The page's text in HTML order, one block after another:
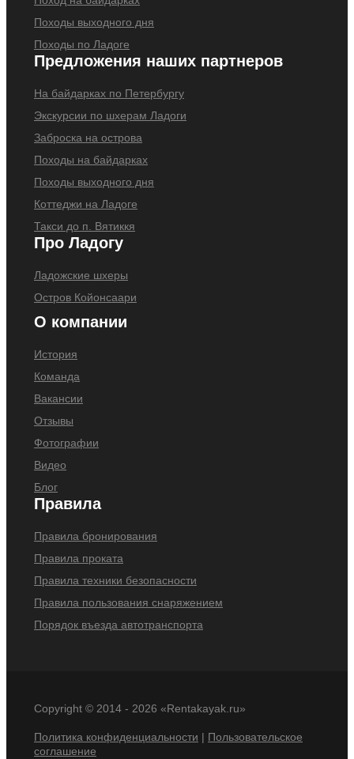
Походы выходного дня
Походы по Ладоге
Предложения наших партнеров
На байдарках по Петербургу
Экскурсии по шхерам Ладоги
Заброска на острова
Походы на байдарках
Походы выходного дня
Коттеджи на Ладоге
Такси до п. Вятиккя
Про Ладогу
Ладожские шхеры
Остров Койонсаари
О компании
История
Команда
Вакансии
Отзывы
Фотографии
Видео
Блог
Правила
Правила бронирования
Правила проката
Правила техники безопасности
Правила пользования снаряжением
Порядок въезда автотранспорта
Copyright © 2014 - 2026 «Rentakayak.ru»
Политика конфиденциальности | Пользовательское
соглашение